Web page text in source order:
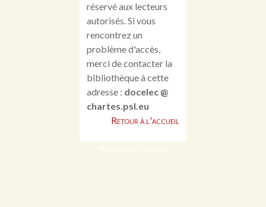
réservé aux lecteurs
autorisés. Si vous
rencontrez un
problème d'accès,
merci de contacter la
bibliothèque à cette
adresse : docelec @
chartes.psl.eu
Retour à l'accueil
Propulsé par Omeka S